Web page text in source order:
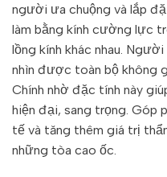
người ưa chuộng và lắp
làm bằng kính cường lực
lồng kính khác nhau.
nhìn được toàn bộ không
Chính nhờ đặc tính này
hiện đại, sang trọng. Góp
tế và tăng thêm giá trị
những tòa cao ốc.